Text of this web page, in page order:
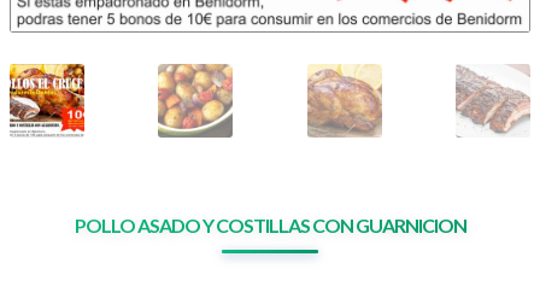
POLLO ASADO Y COSTILLAS CON GUARNICION